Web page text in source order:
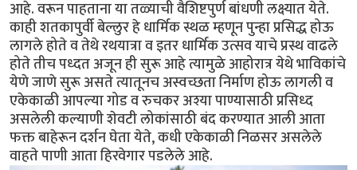
आहे. वरून पाहताना या तळ्याची वैशिष्टपुर्ण बांधणी लक्ष्यात येते.
काही शतकापुर्वी बेल्लुर हे धार्मिक स्थळ म्हणून पुन्हा प्रसिद्ध होऊ
लागले होते व तेथे रथयात्रा व इतर धार्मिक उत्सव याचे प्रस्थ वाढले
होते तीच पध्दत अजून ही सुरू आहे त्यामुळे आहोरात्र येथे भाविकांचे
येणे जाणे सुरू असते त्यातूनच अस्वच्छता निर्माण होऊ लागली व
एकेकाळी आपल्या गोड व रुचकर अश्या पाण्यासाठी प्रसिध्द
असलेली कल्याणी शेवटी लोकांसाठी बंद करण्यात आली आता
फक्त बाहेरून दर्शन घेता येते, कधी एकेकाळी निळसर असलेले
वाहते पाणी आता हिरवेगार पडलेले आहे.